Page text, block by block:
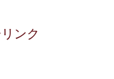
ンク